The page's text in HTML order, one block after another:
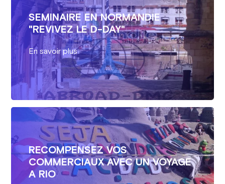
SEMINAIRE EN NORMANDIE
"REVIVEZ LE D-DAY"
En savoir plus
RECOMPENSEZ VOS
COMMERCIAUX AVEC UN VOYAGE
A RIO